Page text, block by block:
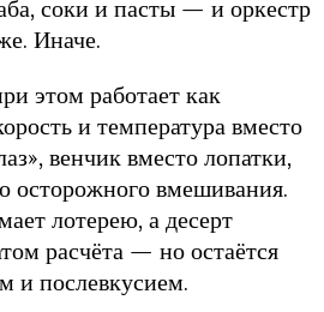
соки и пасты — и оркестр
Иначе.
этом работает как
и температура вместо
венчик вместо лопатки,
осторожного вмешивания.
лотерею, а десерт
расчёта — но остаётся
и послевкусием.